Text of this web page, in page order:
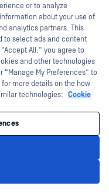
nghệ Deep CDR™
hiện loại tệp™
DLP™
Sandbox
tin tình báo về các mối đe dọa
giá lỗ hổng bảo mật bảo mật
tệp tin
tâm Công nghệ
or to analyze
about your use of
analytics partners. This
to select ads and content
All,” you agree to
and other technologies
My Preferences” to
more details on the how
technologies: Cookie
virtual assistant.
secure what's critical